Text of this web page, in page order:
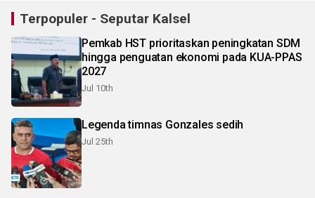
Terpopuler - Seputar Kalsel
Pemkab HST prioritaskan peningkatan SDM
hingga penguatan ekonomi pada KUA-PPAS
2027
Jul 10th
Legenda timnas Gonzales sedih
Jul 25th